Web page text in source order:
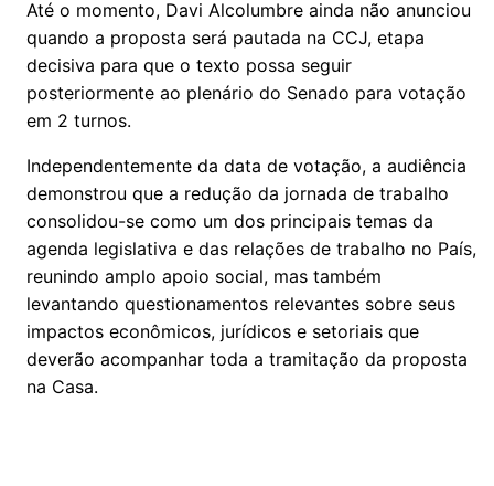
Até o momento, Davi Alcolumbre ainda não anunciou
quando a proposta será pautada na CCJ, etapa
decisiva para que o texto possa seguir
posteriormente ao plenário do Senado para votação
em 2 turnos.
Independentemente da data de votação, a audiência
demonstrou que a redução da jornada de trabalho
consolidou-se como um dos principais temas da
agenda legislativa e das relações de trabalho no País,
reunindo amplo apoio social, mas também
levantando questionamentos relevantes sobre seus
impactos econômicos, jurídicos e setoriais que
deverão acompanhar toda a tramitação da proposta
na Casa.